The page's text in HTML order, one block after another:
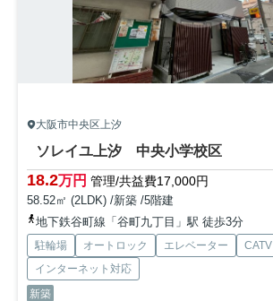
大阪市中央区上汐
ソレイユ上汐 中央小学校区
18.2万円 管理/共益費17,000円
58.52㎡ (2LDK) /新築 /5階建
地下鉄谷町線「谷町九丁目」駅 徒歩3分
駐輪場 オートロック エレベーター CATV
インターネット対応
新築